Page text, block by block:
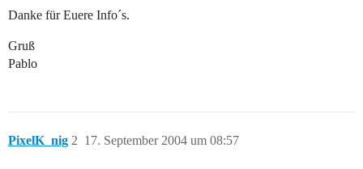
Danke für Euere Info´s.
Gruß
Pablo
PixelK_nig 17. September 2004 um 08:57
2